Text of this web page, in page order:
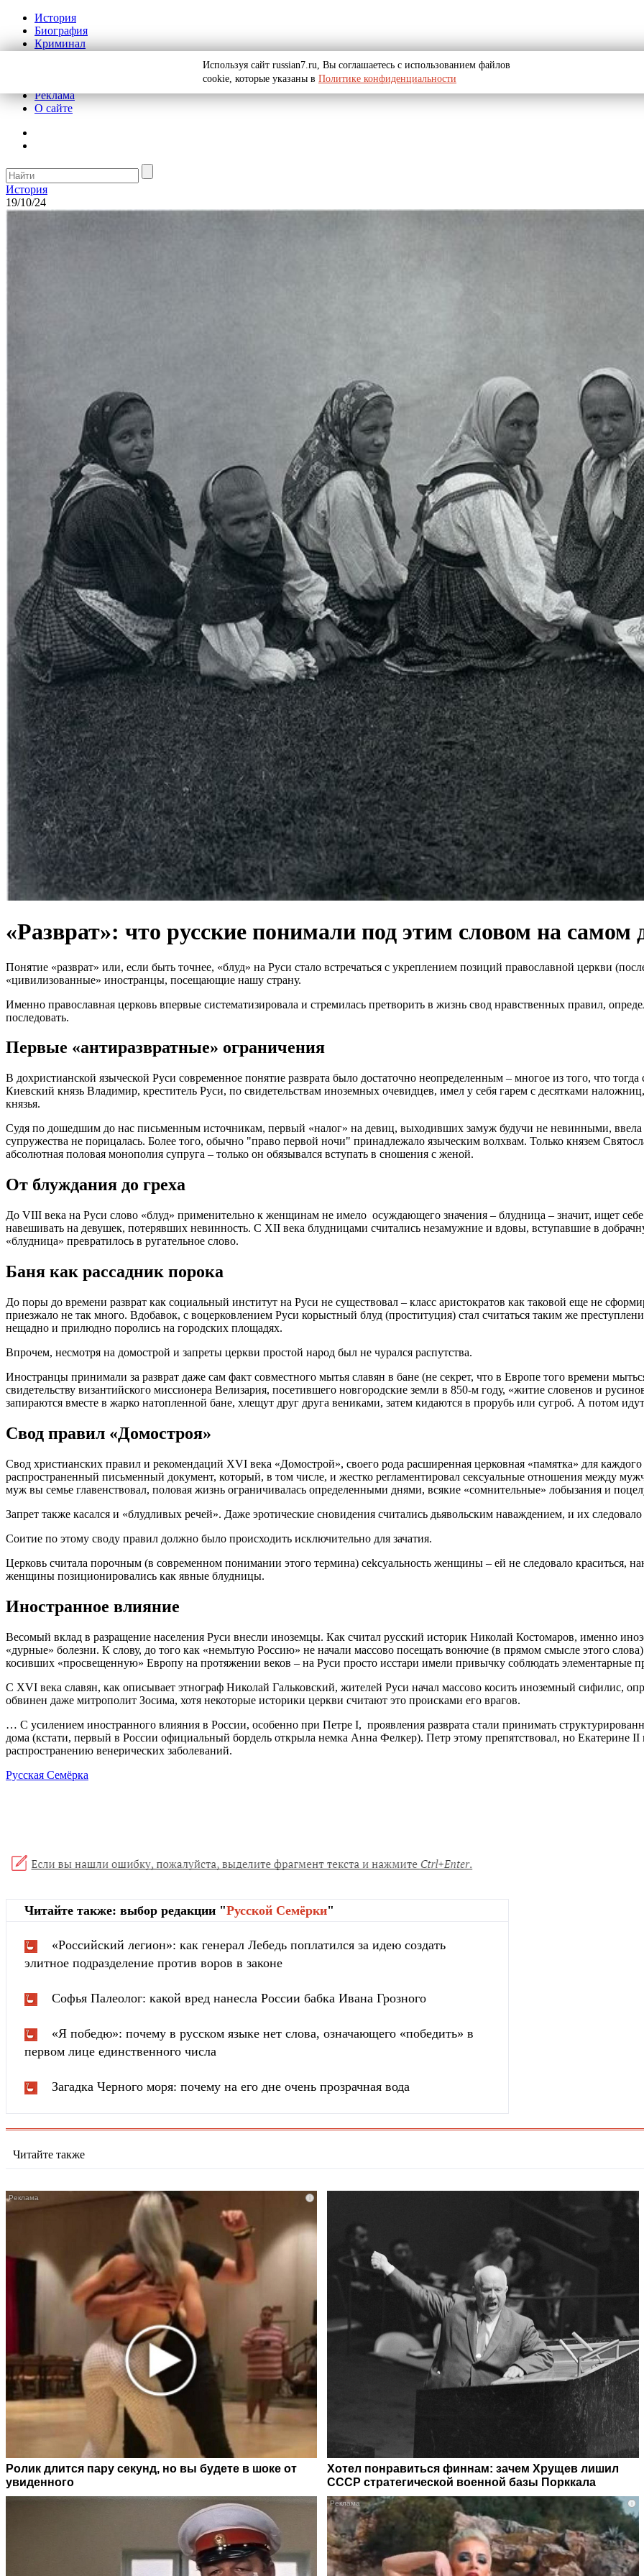
История
Биография
Криминал
Реклама
О сайте
История
19/10/24
«Разврат»: что русские понимали под этим словом на самом
Понятие «разврат» или, если быть точнее, «блуд» на Руси стало встречаться с укреплением позиций православной церкви
«цивилизованные» иностранцы, посещающие нашу страну.
Именно православная церковь впервые систематизировала и стремилась претворить в жизнь свод нравственных правил,
последовать.
Первые «антиразвратные» ограничения
В дохристианской языческой Руси современное понятие разврата было достаточно неопределенным – многое из того, что
Киевский князь Владимир, креститель Руси, по свидетельствам иноземных очевидцев, имел у себя гарем с десятками
князья.
Судя по дошедшим до нас письменным источникам, первый «налог» на девиц, выходивших замуж будучи не невинными, ввела
супружества не порицалась. Более того, обычно "право первой ночи" принадлежало языческим волхвам. Только князем
абсолютная половая монополия супруга – только он обязывался вступать в сношения с женой.
От блуждания до греха
До VIII века на Руси слово «блуд» применительно к женщинам не имело осуждающего значения – блудница – значит, ищет
навешивать на девушек, потерявших невинность. С XII века блудницами считались незамужние и вдовы, вступавшие в
«блудница» превратилось в ругательное слово.
Баня как рассадник порока
До поры до времени разврат как социальный институт на Руси не существовал – класс аристократов как таковой еще не
приезжало не так много. Вдобавок, с воцерковлением Руси корыстный блуд (проституция) стал считаться таким же
нещадно и прилюдно поролись на городских площадях.
Впрочем, несмотря на домострой и запреты церкви простой народ был не чурался распутства.
Иностранцы принимали за разврат даже сам факт совместного мытья славян в бане (не секрет, что в Европе того времени
свидетельству византийского миссионера Велизария, посетившего новгородские земли в 850-м году, «житие словенов и
запираются вместе в жарко натопленной бане, хлещут друг друга вениками, затем кидаются в прорубь или сугроб. А потом идут
Свод правил «Домостроя»
Свод христианских правил и рекомендаций XVI века «Домострой», своего рода расширенная церковная «памятка» для
распространенный письменный документ, который, в том числе, и жестко регламентировал сексуальные отношения
муж вы семье главенствовал, половая жизнь ограничивалась определенными днями, всякие «сомнительные» лобызания и
Запрет также касался и «блудливых речей». Даже эротические сновидения считались дьявольским наваждением, и их
Соитие по этому своду правил должно было происходить исключительно для зачатия.
Церковь считала порочным (в современном понимании этого термина) cekcуальность женщины – ей не следовало краситься,
женщины позиционировались как явные блудницы.
Иностранное влияние
Весомый вклад в разращение населения Руси внесли иноземцы. Как считал русский историк Николай Костомаров, именно
«дурные» болезни. К слову, до того как «немытую Россию» не начали массово посещать вонючие (в прямом смысле этого
косивших «просвещенную» Европу на протяжении веков – на Руси просто исстари имели привычку соблюдать элементарные
С XVI века славян, как описывает этнограф Николай Гальковский, жителей Руси начал массово косить иноземный сифилис,
обвинен даже митрополит Зосима, хотя некоторые историки церкви считают это происками его врагов.
… С усилением иностранного влияния в России, особенно при Петре I, проявления разврата стали принимать
дома (кстати, первый в России официальный бордель открыла немка Анна Фелкер). Петр этому препятствовал, но Екатерине II
распространению венерических заболеваний.
Русская Семёрка
Читайте также: выбор редакции "Русской Cемёрки"
«Российский легион»: как генерал Лебедь поплатился за идею создать
элитное подразделение против воров в законе
Софья Палеолог: какой вред нанесла России бабка Ивана Грозного
«Я победю»: почему в русском языке нет слова, означающего «победить» в
первом лице единственного числа
Загадка Черного моря: почему на его дне очень прозрачная вода
Читайте также
i
Ролик длится пару секунд, но вы будете в шоке от
увиденного
Хотел понравиться финнам: зачем Хрущев лишил
СССР стратегической военной базы Порккала
i
Используя сайт russian7.ru, Вы соглашаетесь с использованием файлов
cookie, которые указаны в Политике конфиденциальности